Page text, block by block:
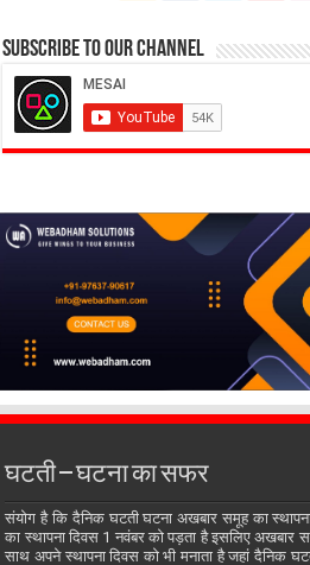
Subscribe to our Channel
घटती – घटना का सफर
संयोग है कि दैनिक घटती घटना अखबार समूह का
का स्थापना दिवस 1 नवंबर को पड़ता है इसलिए अखबार
साथ अपने स्थापना दिवस को भी मनाता है जहां दैनिक